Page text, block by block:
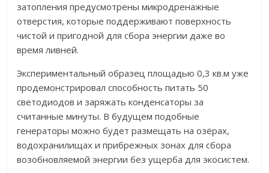
затопления предусмотрены микродренажные
отверстия, которые поддерживают поверхность
чистой и пригодной для сбора энергии даже во
время ливней.
Экспериментальный образец площадью 0,3 кв.м уже
продемонстрировал способность питать 50
светодиодов и заряжать конденсаторы за
считанные минуты. В будущем подобные
генераторы можно будет размещать на озёрах,
водохранилищах и прибрежных зонах для сбора
возобновляемой энергии без ущерба для экосистем.